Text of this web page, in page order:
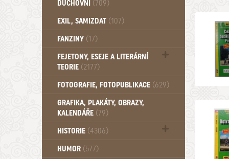
DUCHOVNÍ (709)
Okultismus (110)
EXIL, SAMIZDAT (107)
FANZINY (17)
FEJETONY, ESEJE A LITERÁRNÍ
TEORIE (2177)
Citáty, aforismy, snáře, přísloví,
FOTOGRAFIE, FOTOPUBLIKACE (629)
GRAFIKA, PLAKÁTY, OBRAZY,
KALENDÁŘE (79)
HISTORIE (4306)
Mytologie, Mýty, Báje, Pověsti (203)
HUMOR (577)